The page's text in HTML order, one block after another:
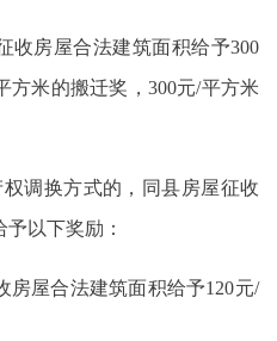
收房屋合法建筑面积给予300
方米的搬迁奖，300元/平方米
调换方式的，同县房屋征收
以下奖励：
房屋合法建筑面积给予120元/